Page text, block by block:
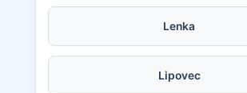
Lenka
Lipovec